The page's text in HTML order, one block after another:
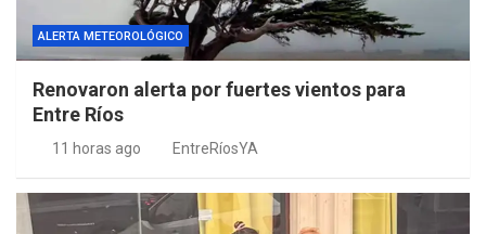
ALERTA METEOROLÓGICO
Renovaron alerta por fuertes vientos para
Entre Ríos
11 horas ago EntreRíosYA